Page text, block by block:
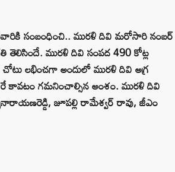
సంబంధించి.. మురళి దివి మరోసారి నంబర్‌
మురళి దివి సంపద 490 కోట్ల
లభించగా అందులో మురళి దివి అగ్ర
కావటం గమనించాల్సిన అంశం. మురళి దివి
జూపల్లి రామేశ్వర్‌ రావు, జీఎం